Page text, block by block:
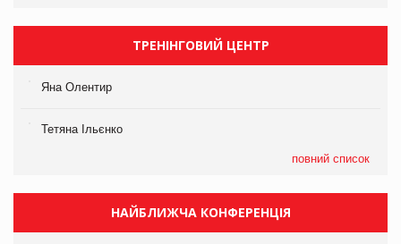
ТРЕНІНГОВИЙ ЦЕНТР
Яна Олентир
Тетяна Ільєнко
повний список
НАЙБЛИЖЧА КОНФЕРЕНЦІЯ